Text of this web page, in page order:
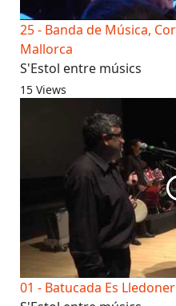
25 - Banda de Música,
Mallorca
S'Estol entre músics
15 Views
01 - Batucada Es